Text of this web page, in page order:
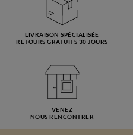
LIVRAISON SPÉCIALISÉE
RETOURS GRATUITS 30 JOURS
VENEZ
NOUS RENCONTRER